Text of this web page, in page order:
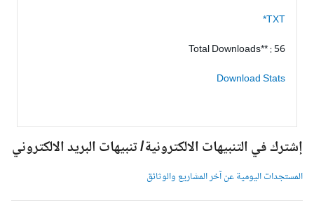
TXT*
Total Downloads** : 56
Download Stats
إشترك في التنبيهات الالكترونية/ تنبيهات البريد الالكتروني
المستجدات اليومية عن آخر المشاريع والوثائق